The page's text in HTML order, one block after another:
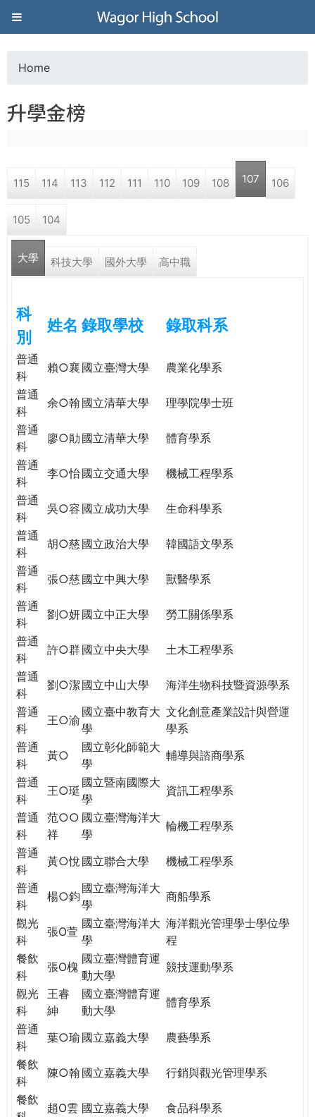
Jump to navigation
葳
格
高
學
格。
民。
WAGOR
TODAY
THE
WORLD
TOMORROW
PUTTING
YOU
THE
PATH
GLOBAL
CITIZENSHIP
o
a
r
e
e
r
e
Home
升學金榜
115 114 113 112 111 110 109 108 107 106
105 104
大學 科技大學 國外大學 高中職
科
別
姓名 錄取學校 錄取科系
普通
科
賴○襄 國立臺灣大學
農業化學系
普通
科
余○翰 國立清華大學
理學院學士班
普通
科
廖○勛 國立清華大學
體育學系
普通
科
李○怡國立交通大學
機械工程學系
普通
科
吳○容 國立成功大學
生命科學系
普通
科
胡○慈國立政治大學
韓國語文學系
普通
科
張○慈國立中興大學
獸醫學系
普通
科
劉○妍國立中正大學
勞工關係學系
普通
科
許○群國立中央大學
土木工程學系
普通
科
劉○潔國立中山大學
海洋生物科技暨資源學系
普通
科
王○渝
國立臺中教育大
學
文化創意產業設計與營運
學系
普通
科
黃○
國立彰化師範大
學
輔導與諮商學系
普通
科
王○珽
國立暨南國際大
學
資訊工程學系
普通
科
范○○
祥
國立臺灣海洋大
學
輪機工程學系
普通
科
黃○悅 國立聯合大學
機械工程學系
普通
科
楊○鈞
國立臺灣海洋大
學
商船學系
觀光
科
張O萱
國立臺灣海洋大
學
海洋觀光管理學士學位學
程
餐飲
科
張O槐
國立臺灣體育運
動大學
競技運動學系
觀光
科
王睿
紳
國立臺灣體育運
動大學
體育學系
普通
科
葉○瑜 國立嘉義大學
農藝學系
餐飲
科
陳○翰 國立嘉義大學
行銷與觀光管理學系
餐飲
趙O雲 國立嘉義大學
食品科學系